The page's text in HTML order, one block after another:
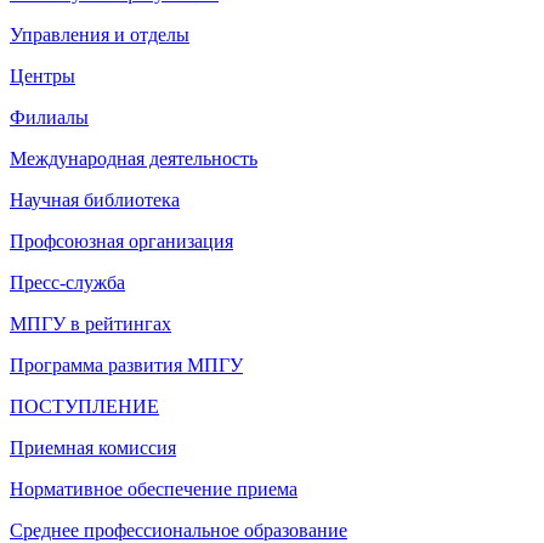
Управления и отделы
Центры
Филиалы
Международная деятельность
Научная библиотека
Профсоюзная организация
Пресс-служба
МПГУ в рейтингах
Программа развития МПГУ
ПОСТУПЛЕНИЕ
Приемная комиссия
Нормативное обеспечение приема
Среднее профессиональное образование